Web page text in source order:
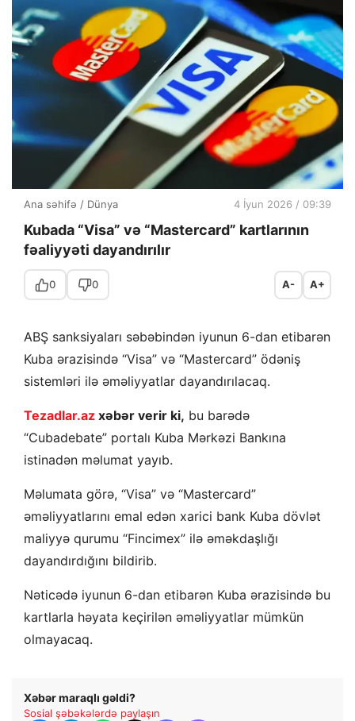
Ana səhifə / Dünya 4 İyun 2026 / 09:39
Kubada “Visa” və “Mastercard” kartlarının
fəaliyyəti dayandırılır
0 0 A- A+
ABŞ sanksiyaları səbəbindən iyunun 6-dan etibarən
Kuba ərazisində “Visa” və “Mastercard” ödəniş
sistemləri ilə əməliyyatlar dayandırılacaq.
Tezadlar.az xəbər verir ki, bu barədə
“Cubadebate” portalı Kuba Mərkəzi Bankına
istinadən məlumat yayıb.
Məlumata görə, “Visa” və “Mastercard”
əməliyyatlarını emal edən xarici bank Kuba dövlət
maliyyə qurumu “Fincimex” ilə əməkdaşlığı
dayandırdığını bildirib.
Nəticədə iyunun 6-dan etibarən Kuba ərazisində bu
kartlarla həyata keçirilən əməliyyatlar mümkün
olmayacaq.
Xəbər maraqlı gəldi?
Sosial şəbəkələrdə paylaşın